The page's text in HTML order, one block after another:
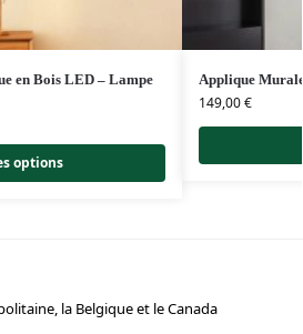
en Bois LED – Lampe
options
Applique
149,00€
la Belgique et le Canada